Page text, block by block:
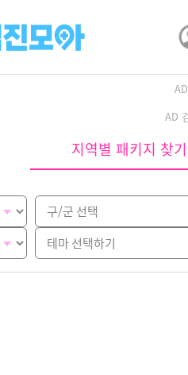
AD
지역별 패키지 찾기